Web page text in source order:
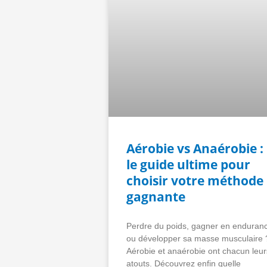
Aérobie vs Anaérobie :
le guide ultime pour
choisir votre méthode
gagnante
Perdre du poids, gagner en
ou développer sa masse musculaire
Aérobie et anaérobie ont chacun
atouts. Découvrez enfin quelle